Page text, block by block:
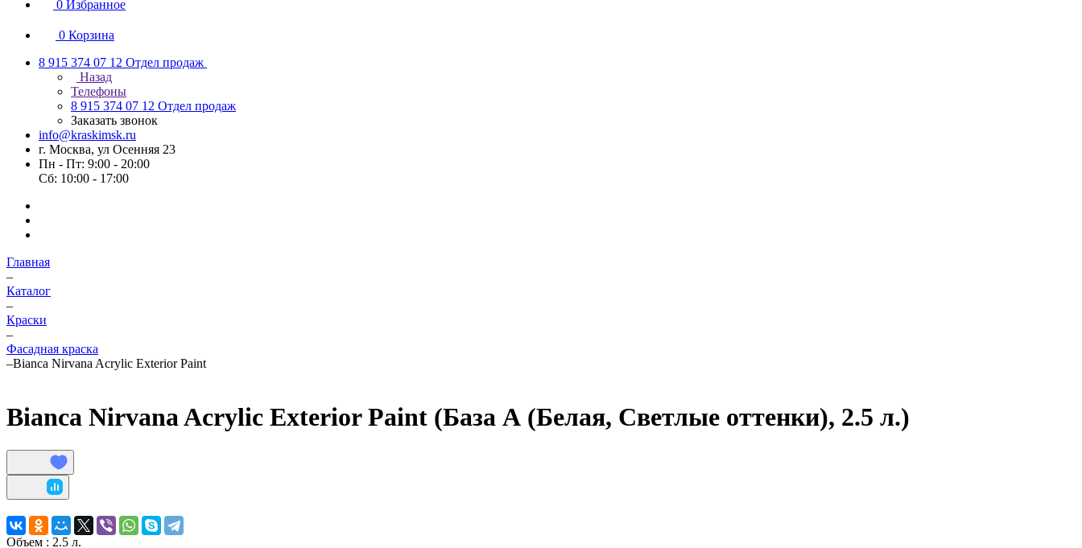
0 Избранное
0 Корзина
8 915 374 07 12 Отдел продаж
Назад
Телефоны
8 915 374 07 12 Отдел продаж
Заказать звонок
info@kraskimsk.ru
г. Москва, ул Осенняя 23
Пн - Пт: 9:00 - 20:00
Сб: 10:00 - 17:00
Главная
–
Каталог
–
Краски
–
Фасадная краска
–Bianca Nirvana Acrylic Exterior Paint
Bianca Nirvana Acrylic Exterior Paint (База А (Белая, Светлые оттенки), 2.5 л.)
Объем : 2.5 л.